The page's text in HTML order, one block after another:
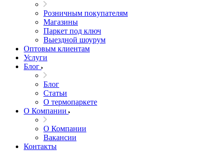
Розничным покупателям
Магазины
Паркет под ключ
Выездной шоурум
Оптовым клиентам
Услуги
Блог
Блог
Статьи
О термопаркете
О Компании
О Компании
Вакансии
Контакты